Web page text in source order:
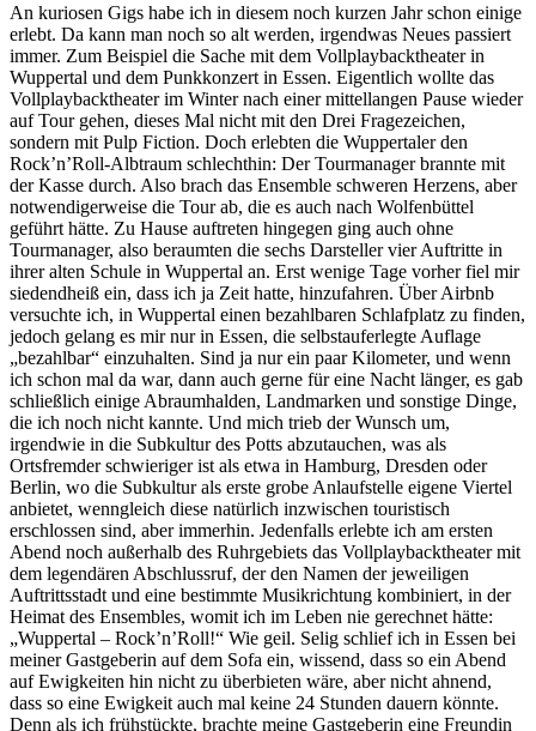
An kuriosen Gigs habe ich in diesem noch kurzen Jahr schon einige
erlebt. Da kann man noch so alt werden, irgendwas Neues passiert
immer. Zum Beispiel die Sache mit dem Vollplaybacktheater in
Wuppertal und dem Punkkonzert in Essen. Eigentlich wollte das
Vollplaybacktheater im Winter nach einer mittellangen Pause wieder
auf Tour gehen, dieses Mal nicht mit den Drei Fragezeichen,
sondern mit Pulp Fiction. Doch erlebten die Wuppertaler den
Rock’n’Roll-Albtraum schlechthin: Der Tourmanager brannte mit
der Kasse durch. Also brach das Ensemble schweren Herzens, aber
notwendigerweise die Tour ab, die es auch nach Wolfenbüttel
geführt hätte. Zu Hause auftreten hingegen ging auch ohne
Tourmanager, also beraumten die sechs Darsteller vier Auftritte in
ihrer alten Schule in Wuppertal an. Erst wenige Tage vorher fiel mir
siedendheiß ein, dass ich ja Zeit hatte, hinzufahren. Über Airbnb
versuchte ich, in Wuppertal einen bezahlbaren Schlafplatz zu finden,
jedoch gelang es mir nur in Essen, die selbstauferlegte Auflage
„bezahlbar“ einzuhalten. Sind ja nur ein paar Kilometer, und wenn
ich schon mal da war, dann auch gerne für eine Nacht länger, es gab
schließlich einige Abraumhalden, Landmarken und sonstige Dinge,
die ich noch nicht kannte. Und mich trieb der Wunsch um,
irgendwie in die Subkultur des Potts abzutauchen, was als
Ortsfremder schwieriger ist als etwa in Hamburg, Dresden oder
Berlin, wo die Subkultur als erste grobe Anlaufstelle eigene Viertel
anbietet, wenngleich diese natürlich inzwischen touristisch
erschlossen sind, aber immerhin. Jedenfalls erlebte ich am ersten
Abend noch außerhalb des Ruhrgebiets das Vollplaybacktheater mit
dem legendären Abschlussruf, der den Namen der jeweiligen
Auftrittsstadt und eine bestimmte Musikrichtung kombiniert, in der
Heimat des Ensembles, womit ich im Leben nie gerechnet hätte:
„Wuppertal – Rock’n’Roll!“ Wie geil. Selig schlief ich in Essen bei
meiner Gastgeberin auf dem Sofa ein, wissend, dass so ein Abend
auf Ewigkeiten hin nicht zu überbieten wäre, aber nicht ahnend,
dass so eine Ewigkeit auch mal keine 24 Stunden dauern könnte.
Denn als ich frühstückte, brachte meine Gastgeberin eine Freundin